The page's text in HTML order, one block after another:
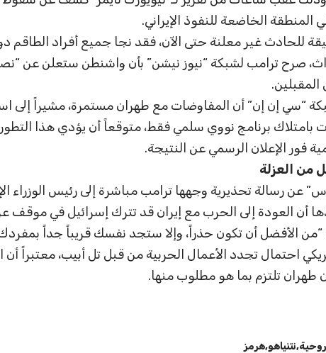
المنطقة الخاضعة للنفوذ الإيراني.
للحادث غير معلنة حتى الآن، فقد نجا جميع أفراد الطاقم
صرح ترامب لشبكة “نيوز نيشن” بأن واشنطن ستعلن عن
المقبلين.
“سي إن إن” أن المفاوضات مع طهران مستمرة، مشيراً إلى
بامتلاك برنامج نووي سلمي فقط، متوقعاً أن يؤدي هذا
فور الإعلان الرسمي عن النتيجة.
من العزلة
رسالة تحذيرية وجهها ترامب مباشرة إلى رئيس الوزراء
أن العودة إلى الحرب مع إيران قد تترك إسرائيل في موقف
“من الأفضل أن تكون حذراً، وإلا ستجد نفسك قريباً جداً
احتمال تجدد الأعمال الحربية من قبل تل أبيب، معتبراً أن
طهران تلتزم بما هو مطلوب منها.
نتنياهو هرمز